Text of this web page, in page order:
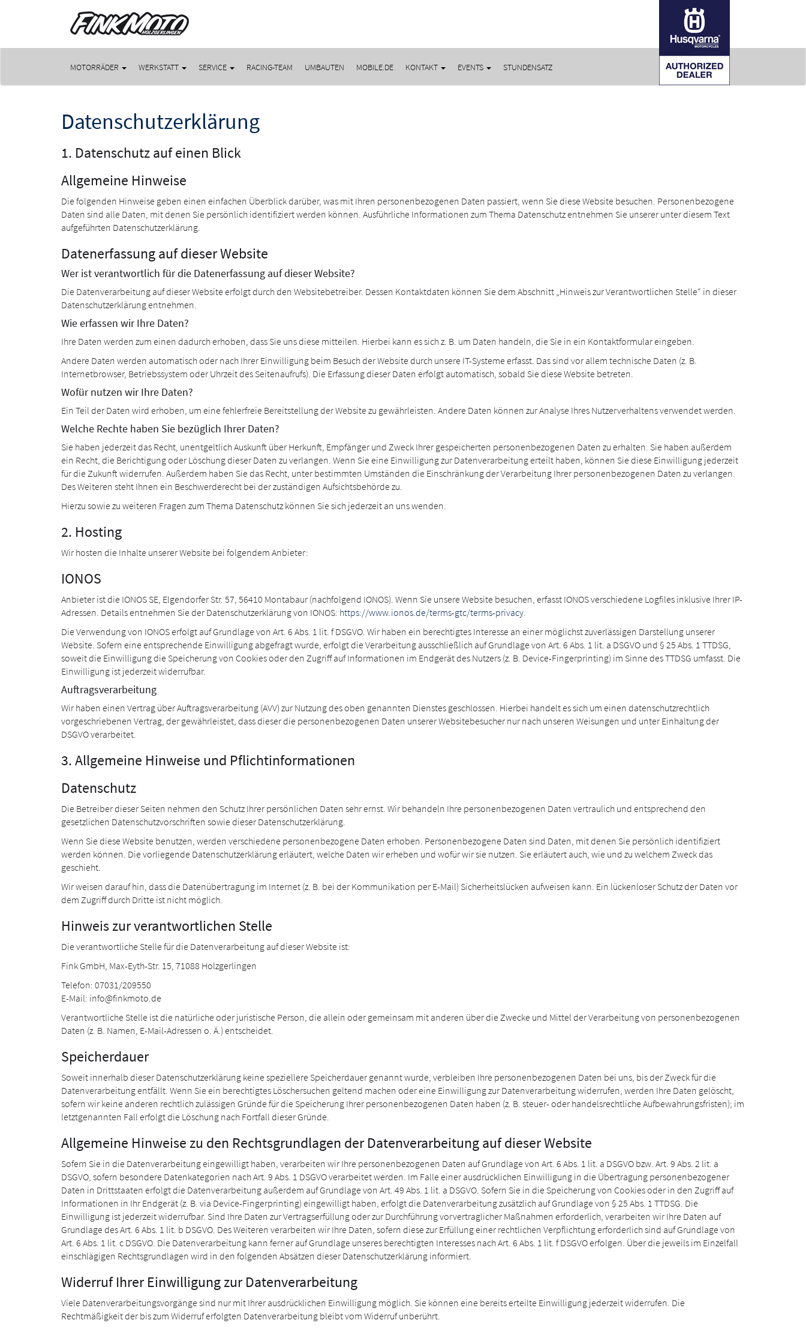
MOTORRÄDER WERKSTATT SERVICE RACING-TEAM UMBAUTEN MOBILE.DE KONTAKT EVENTS STUNDENSATZ
Datenschutz­erklärung
1. Datenschutz auf einen Blick
Allgemeine Hinweise
Die folgenden Hinweise geben einen einfachen Überblick darüber, was mit Ihren personenbezogenen Daten passiert, wenn Sie diese Website besuchen. Personenbezogene
Daten sind alle Daten, mit denen Sie persönlich identifiziert werden können. Ausführliche Informationen zum Thema Datenschutz entnehmen Sie unserer unter diesem Text
aufgeführten Datenschutzerklärung.
Datenerfassung auf dieser Website
Wer ist verantwortlich für die Datenerfassung auf dieser Website?
Die Datenverarbeitung auf dieser Website erfolgt durch den Websitebetreiber. Dessen Kontaktdaten können Sie dem Abschnitt „Hinweis zur Verantwortlichen Stelle“ in dieser
Datenschutzerklärung entnehmen.
Wie erfassen wir Ihre Daten?
Ihre Daten werden zum einen dadurch erhoben, dass Sie uns diese mitteilen. Hierbei kann es sich z. B. um Daten handeln, die Sie in ein Kontaktformular eingeben.
Andere Daten werden automatisch oder nach Ihrer Einwilligung beim Besuch der Website durch unsere IT-Systeme erfasst. Das sind vor allem technische Daten (z. B.
Internetbrowser, Betriebssystem oder Uhrzeit des Seitenaufrufs). Die Erfassung dieser Daten erfolgt automatisch, sobald Sie diese Website betreten.
Wofür nutzen wir Ihre Daten?
Ein Teil der Daten wird erhoben, um eine fehlerfreie Bereitstellung der Website zu gewährleisten. Andere Daten können zur Analyse Ihres Nutzerverhaltens verwendet werden.
Welche Rechte haben Sie bezüglich Ihrer Daten?
Sie haben jederzeit das Recht, unentgeltlich Auskunft über Herkunft, Empfänger und Zweck Ihrer gespeicherten personenbezogenen Daten zu erhalten. Sie haben außerdem
ein Recht, die Berichtigung oder Löschung dieser Daten zu verlangen. Wenn Sie eine Einwilligung zur Datenverarbeitung erteilt haben, können Sie diese Einwilligung jederzeit
für die Zukunft widerrufen. Außerdem haben Sie das Recht, unter bestimmten Umständen die Einschränkung der Verarbeitung Ihrer personenbezogenen Daten zu verlangen.
Des Weiteren steht Ihnen ein Beschwerderecht bei der zuständigen Aufsichtsbehörde zu.
Hierzu sowie zu weiteren Fragen zum Thema Datenschutz können Sie sich jederzeit an uns wenden.
2. Hosting
Wir hosten die Inhalte unserer Website bei folgendem Anbieter:
IONOS
Anbieter ist die IONOS SE, Elgendorfer Str. 57, 56410 Montabaur (nachfolgend IONOS). Wenn Sie unsere Website besuchen, erfasst IONOS verschiedene Logfiles inklusive Ihrer IP-
Adressen. Details entnehmen Sie der Datenschutzerklärung von IONOS: https://www.ionos.de/terms-gtc/terms-privacy.
Die Verwendung von IONOS erfolgt auf Grundlage von Art. 6 Abs. 1 lit. f DSGVO. Wir haben ein berechtigtes Interesse an einer möglichst zuverlässigen Darstellung unserer
Website. Sofern eine entsprechende Einwilligung abgefragt wurde, erfolgt die Verarbeitung ausschließlich auf Grundlage von Art. 6 Abs. 1 lit. a DSGVO und § 25 Abs. 1 TTDSG,
soweit die Einwilligung die Speicherung von Cookies oder den Zugriff auf Informationen im Endgerät des Nutzers (z. B. Device-Fingerprinting) im Sinne des TTDSG umfasst. Die
Einwilligung ist jederzeit widerrufbar.
Auftragsverarbeitung
Wir haben einen Vertrag über Auftragsverarbeitung (AVV) zur Nutzung des oben genannten Dienstes geschlossen. Hierbei handelt es sich um einen datenschutzrechtlich
vorgeschriebenen Vertrag, der gewährleistet, dass dieser die personenbezogenen Daten unserer Websitebesucher nur nach unseren Weisungen und unter Einhaltung der
DSGVO verarbeitet.
3. Allgemeine Hinweise und Pflicht­informationen
Datenschutz
Die Betreiber dieser Seiten nehmen den Schutz Ihrer persönlichen Daten sehr ernst. Wir behandeln Ihre personenbezogenen Daten vertraulich und entsprechend den
gesetzlichen Datenschutzvorschriften sowie dieser Datenschutzerklärung.
Wenn Sie diese Website benutzen, werden verschiedene personenbezogene Daten erhoben. Personenbezogene Daten sind Daten, mit denen Sie persönlich identifiziert
werden können. Die vorliegende Datenschutzerklärung erläutert, welche Daten wir erheben und wofür wir sie nutzen. Sie erläutert auch, wie und zu welchem Zweck das
geschieht.
Wir weisen darauf hin, dass die Datenübertragung im Internet (z. B. bei der Kommunikation per E-Mail) Sicherheitslücken aufweisen kann. Ein lückenloser Schutz der Daten vor
dem Zugriff durch Dritte ist nicht möglich.
Hinweis zur verantwortlichen Stelle
Die verantwortliche Stelle für die Datenverarbeitung auf dieser Website ist:
Fink GmbH, Max-Eyth-Str. 15, 71088 Holzgerlingen
Telefon: 07031/209550
E-Mail: info@finkmoto.de
Verantwortliche Stelle ist die natürliche oder juristische Person, die allein oder gemeinsam mit anderen über die Zwecke und Mittel der Verarbeitung von personenbezogenen
Daten (z. B. Namen, E-Mail-Adressen o. Ä.) entscheidet.
Speicherdauer
Soweit innerhalb dieser Datenschutzerklärung keine speziellere Speicherdauer genannt wurde, verbleiben Ihre personenbezogenen Daten bei uns, bis der Zweck für die
Datenverarbeitung entfällt. Wenn Sie ein berechtigtes Löschersuchen geltend machen oder eine Einwilligung zur Datenverarbeitung widerrufen, werden Ihre Daten gelöscht,
sofern wir keine anderen rechtlich zulässigen Gründe für die Speicherung Ihrer personenbezogenen Daten haben (z. B. steuer- oder handelsrechtliche Aufbewahrungsfristen); im
letztgenannten Fall erfolgt die Löschung nach Fortfall dieser Gründe.
Allgemeine Hinweise zu den Rechtsgrundlagen der Datenverarbeitung auf dieser Website
Sofern Sie in die Datenverarbeitung eingewilligt haben, verarbeiten wir Ihre personenbezogenen Daten auf Grundlage von Art. 6 Abs. 1 lit. a DSGVO bzw. Art. 9 Abs. 2 lit. a
DSGVO, sofern besondere Datenkategorien nach Art. 9 Abs. 1 DSGVO verarbeitet werden. Im Falle einer ausdrücklichen Einwilligung in die Übertragung personenbezogener
Daten in Drittstaaten erfolgt die Datenverarbeitung außerdem auf Grundlage von Art. 49 Abs. 1 lit. a DSGVO. Sofern Sie in die Speicherung von Cookies oder in den Zugriff auf
Informationen in Ihr Endgerät (z. B. via Device-Fingerprinting) eingewilligt haben, erfolgt die Datenverarbeitung zusätzlich auf Grundlage von § 25 Abs. 1 TTDSG. Die
Einwilligung ist jederzeit widerrufbar. Sind Ihre Daten zur Vertragserfüllung oder zur Durchführung vorvertraglicher Maßnahmen erforderlich, verarbeiten wir Ihre Daten auf
Grundlage des Art. 6 Abs. 1 lit. b DSGVO. Des Weiteren verarbeiten wir Ihre Daten, sofern diese zur Erfüllung einer rechtlichen Verpflichtung erforderlich sind auf Grundlage von
Art. 6 Abs. 1 lit. c DSGVO. Die Datenverarbeitung kann ferner auf Grundlage unseres berechtigten Interesses nach Art. 6 Abs. 1 lit. f DSGVO erfolgen. Über die jeweils im Einzelfall
einschlägigen Rechtsgrundlagen wird in den folgenden Absätzen dieser Datenschutzerklärung informiert.
Widerruf Ihrer Einwilligung zur Datenverarbeitung
Viele Datenverarbeitungsvorgänge sind nur mit Ihrer ausdrücklichen Einwilligung möglich. Sie können eine bereits erteilte Einwilligung jederzeit widerrufen. Die
Rechtmäßigkeit der bis zum Widerruf erfolgten Datenverarbeitung bleibt vom Widerruf unberührt.